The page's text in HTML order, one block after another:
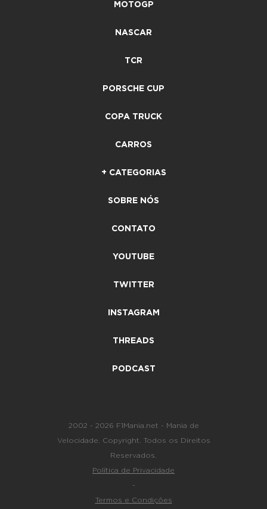
MOTOGP
NASCAR
TCR
PORSCHE CUP
COPA TRUCK
CARROS
+ CATEGORIAS
SOBRE NÓS
CONTATO
YOUTUBE
TWITTER
INSTAGRAM
THREADS
PODCAST
2002 - 2026 F1Mania.net - Mania de
Velocidade. Copyright. Todos os Direitos
Reservados.
Política de Privacidade
-
Termos e Condições